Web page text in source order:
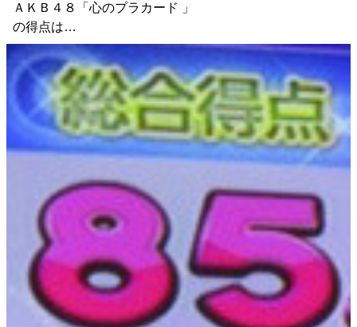
ＡＫＢ４８「心のプラカード 」
の得点は…